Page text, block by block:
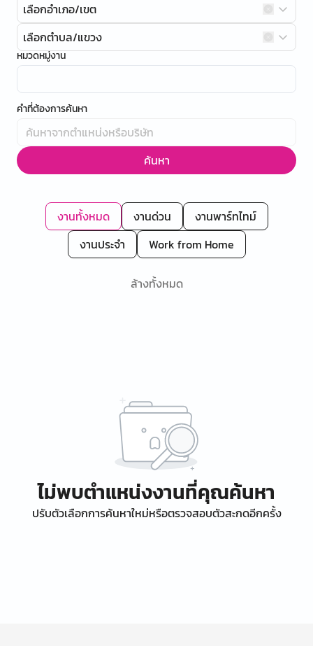
เลือกอำเภอ/เขต
เลือกตำบล/แขวง
หมวดหมู่งาน
คำที่ต้องการค้นหา
ค้นหา
งานทั้งหมด งานด่วน
งานพาร์ทไทม์
งานประจำ
Work from Home
ล้างทั้งหมด
ไม่พบตำแหน่งงานที่คุณค้นหา
ปรับตัวเลือกการค้นหาใหม่หรือตรวจสอบตัวสะกดอีกครั้ง